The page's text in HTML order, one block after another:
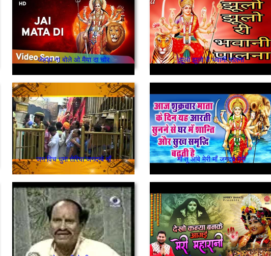
जेहड़ा ना बोले ओ मैया दा चोर झूलो झूलो री भवानी पालना
जग विच धुमा तेरिया जगदम्बे माँ माँ तू आंबे मेरी माँ जगदबे मेरी